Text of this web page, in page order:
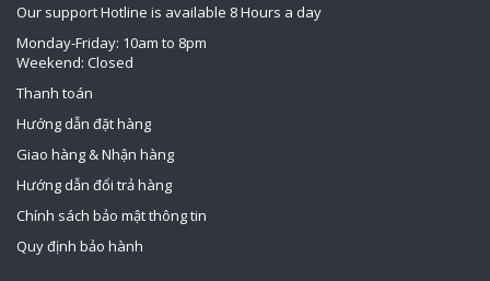
Our support Hotline is available 8 Hours a day
Monday-Friday: 10am to 8pm
Weekend: Closed
Thanh toán
Hướng dẫn đặt hàng
Giao hàng & Nhận hàng
Hướng dẫn đổi trả hàng
Chính sách bảo mật thông tin
Quy định bảo hành